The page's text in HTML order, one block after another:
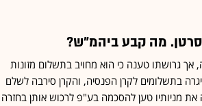
מה קבע ביהמ"ש?
גרושתו טענה כי הוא מחויב בתשלום מזונות
בתשלומים לקרן הפנסיה, והקרן סירבה לשלם
מניותיו טען להסכמה בע"פ לרכוש אותן בחזרה